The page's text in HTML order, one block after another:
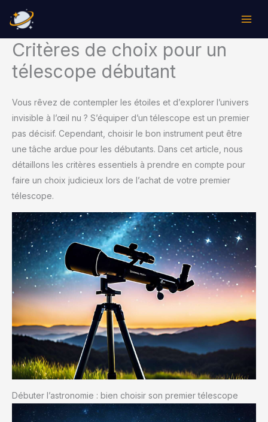
contenu
Critères de choix pour un
télescope débutant
Vous rêvez de contempler les étoiles et d’explorer l’univers
invisible à l’œil nu ? S’équiper d’un télescope est un premier
pas décisif. Cependant, choisir le bon instrument peut être
une tâche ardue pour les débutants. Dans cet article, nous
détaillons les critères essentiels à prendre en compte pour
faire un choix judicieux lors de l’achat de votre premier
télescope.
Débuter l’astronomie : bien choisir son premier télescope